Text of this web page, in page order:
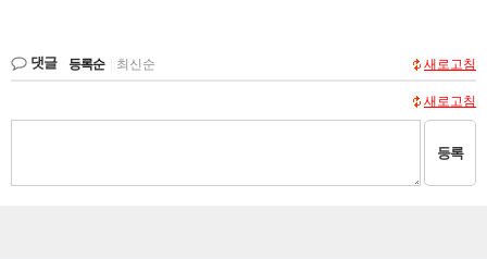
댓글 등록순 최신순 새로고침
새로고침
등록